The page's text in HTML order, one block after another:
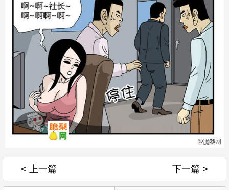
< 上一篇 下一篇 >